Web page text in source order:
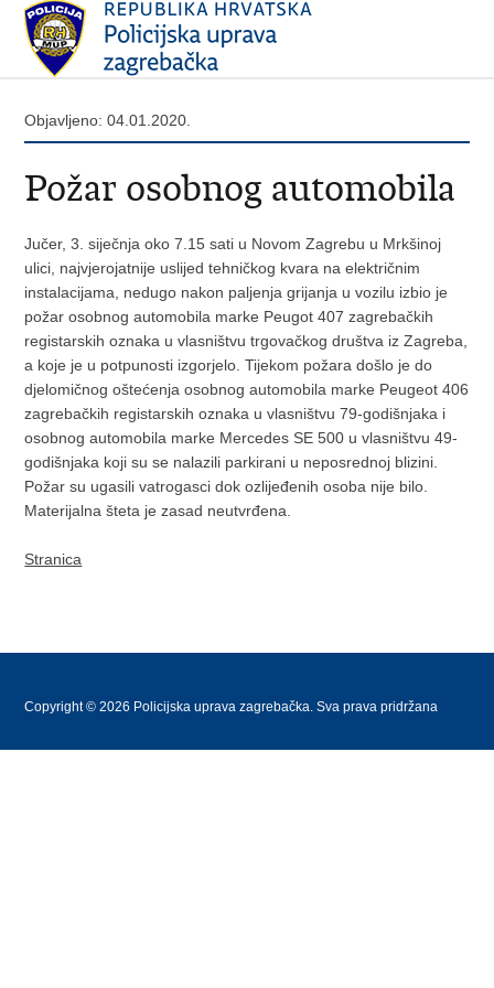
Objavljeno: 04.01.2020.
Požar osobnog automobila
Jučer, 3. siječnja oko 7.15 sati u Novom Zagrebu u Mrkšinoj
ulici, najvjerojatnije uslijed tehničkog kvara na električnim
instalacijama, nedugo nakon paljenja grijanja u vozilu izbio je
požar osobnog automobila marke Peugot 407 zagrebačkih
registarskih oznaka u vlasništvu trgovačkog društva iz Zagreba,
a koje je u potpunosti izgorjelo. Tijekom požara došlo je do
djelomičnog oštećenja osobnog automobila marke Peugeot 406
zagrebačkih registarskih oznaka u vlasništvu 79-godišnjaka i
osobnog automobila marke Mercedes SE 500 u vlasništvu 49-
godišnjaka koji su se nalazili parkirani u neposrednoj blizini.
Požar su ugasili vatrogasci dok ozlijeđenih osoba nije bilo.
Materijalna šteta je zasad neutvrđena.
Stranica
Copyright © 2026 Policijska uprava zagrebačka. Sva prava pridržana